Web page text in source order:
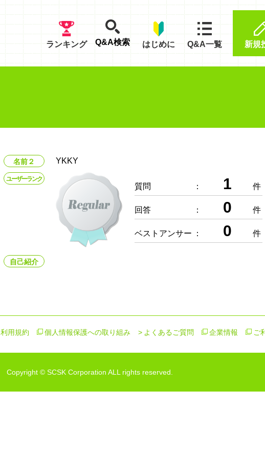
新規
Q&A一覧
はじめに
Q&A検索
ランキング
名前２ YKKY
ユーザーランク
質問 ： 1 件
回答 ： 0 件
ベストアンサー ： 0 件
自己紹介
ご
企業情報
よくあるご質問
個人情報保護への取り組み
利用規約
Copyright © SCSK Corporation ALL rights reserved.